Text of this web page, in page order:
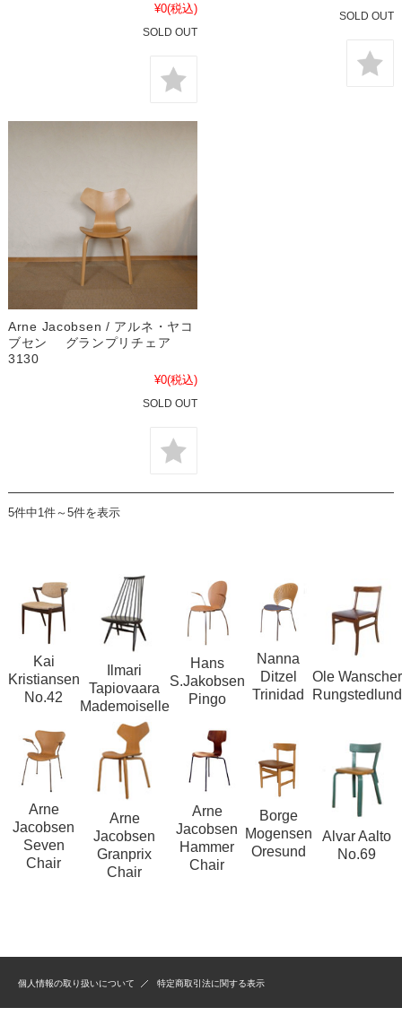
¥0(税込)
SOLD OUT
SOLD OUT
Arne Jacobsen / アルネ・ヤコ
ブセン グランプリチェア
3130
¥0(税込)
SOLD OUT
5件中1件～5件を表示
Kai
Kristiansen
No.42
Ilmari
Tapiovaara
Mademoiselle
Hans
S.Jakobsen
Pingo
Nanna
Ditzel
Trinidad
Ole Wanscher
Rungstedlund
Arne
Jacobsen
Seven
Chair
Arne
Jacobsen
Granprix
Chair
Arne
Jacobsen
Hammer
Chair
Borge
Mogensen
Oresund
Alvar Aalto
No.69
個人情報の取り扱いについて 特定商取引法に関する表示